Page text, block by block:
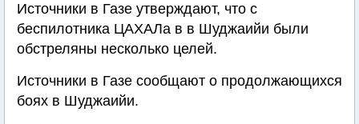
Источники в Газе утверждают, что с
беспилотника ЦАХАЛа в в Шуджаийи были
обстреляны несколько целей.
Источники в Газе сообщают о продолжающихся
боях в Шуджаийи.